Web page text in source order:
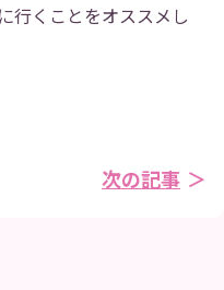
シーポリシー
行くことをオススメし
次の記事